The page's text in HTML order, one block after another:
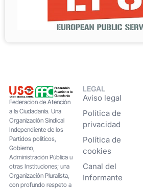
Federacion de Atención
a la Ciudadanía. Una
Organización Sindical
Independiente de los
Partidos políticos,
Gobierno,
Administración Pública u
otras Instituciones; una
Organización Pluralista,
con profundo respeto a
LEGAL
Aviso legal
Política de
privacidad
Política de
cookies
Canal del
Informante